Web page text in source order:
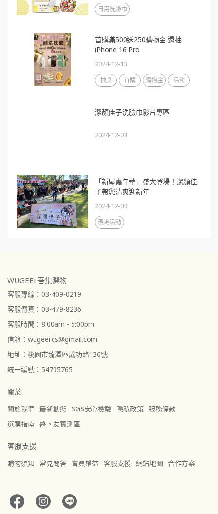
日用洗臉巾
首購滿500送250購物金 還抽
iPhone 16 Pro
2024-12-13
抽獎 首購 購物金 活動
潔顏佳子洗臉巾影片專區
2024-12-03
「新屋嘉年華」盛大登場！潔顏佳
子帶您清爽迎新年
2024-12-03
現場活動
WUGEEi 吾集選物
客服專線：03-409-0219
客服傳真：03-479-8236
客服時間：8:00am - 5:00pm
信箱：wugeei.cs@gmail.com
地址：桃園市龍潭區成功路136號
統一編號：54795765
關於
關於我們 最新動態 SGS安心檢驗 隱私政策 服務條款
選購指南 醫。友實測區
客服支援
購物須知 常見問答 會員權益 客服支援 網站地圖 合作方案